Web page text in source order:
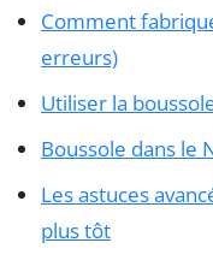
Comment
erreurs)
Utiliser la
Boussole dans le
Les astuces
plus tôt